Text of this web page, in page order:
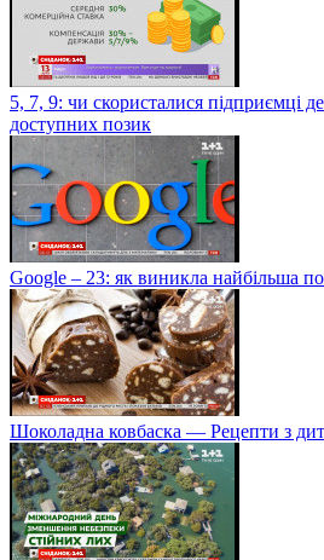
5, 7, 9: чи скористалися підприємці
доступних позик
Google – 23: як виникла найбільша
Шоколадна ковбаска — Рецепти з